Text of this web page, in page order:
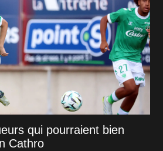
qui pourraient bien
Cathro